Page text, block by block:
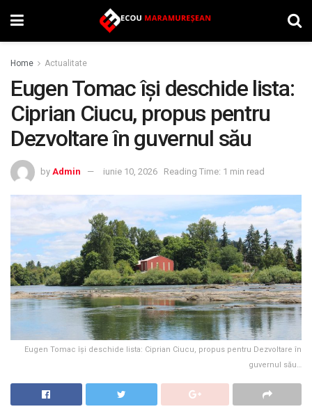
Home Actualitate
Eugen Tomac își deschide lista:
Ciprian Ciucu, propus pentru
Dezvoltare în guvernul său
by Admin iunie 10, 2026 Reading Time: 1 min read
Eugen Tomac își deschide lista: Ciprian Ciucu, propus pentru Dezvoltare în
guvernul său…